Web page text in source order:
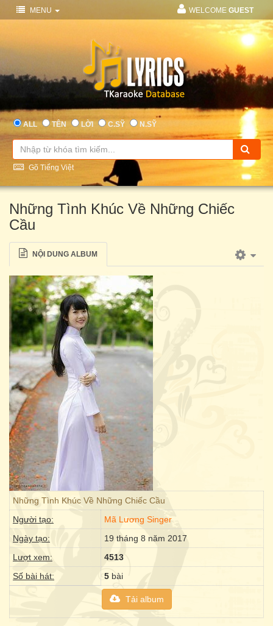
MENU WELCOME GUEST
ALL TÊN LỜI C.SỸ N.SỸ
Gõ Tiếng Việt
Những Tình Khúc Về Những Chiếc
Cầu
NỘI DUNG ALBUM
Những Tình Khúc Về Những Chiếc Cầu
Người tạo:
Mã Lương Singer
Ngày tạo:
19 tháng 8 năm 2017
Lượt xem:
4513
Số bài hát:
5 bài
Tải album